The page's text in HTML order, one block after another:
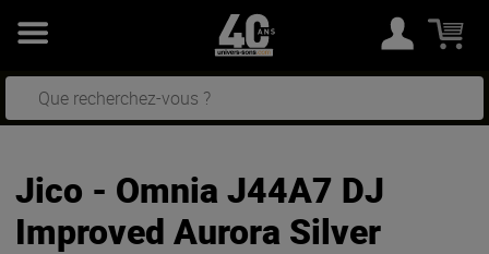
Jico - Omnia J44A7 DJ
Improved Aurora Silver